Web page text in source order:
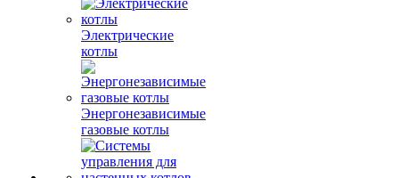
Электрические
котлы
Энергонезависимые
газовые котлы